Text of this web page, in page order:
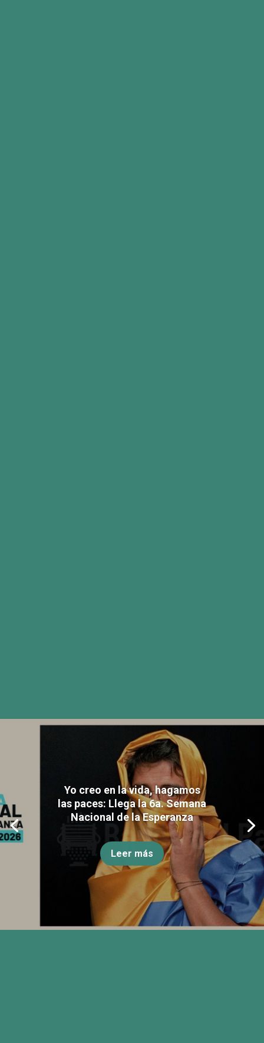
Yo creo en la vida, hagamos
las paces: Llega la 6a. Semana
Nacional de la Esperanza
Leer más